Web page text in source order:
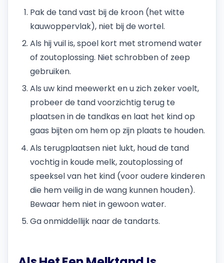
Pak de tand vast bij de kroon (het witte
kauwoppervlak), niet bij de wortel.
Als hij vuil is, spoel kort met stromend water
of zoutoplossing. Niet schrobben of zeep
gebruiken.
Als uw kind meewerkt en u zich zeker voelt,
probeer de tand voorzichtig terug te
plaatsen in de tandkas en laat het kind op
gaas bijten om hem op zijn plaats te houden.
Als terugplaatsen niet lukt, houd de tand
vochtig in koude melk, zoutoplossing of
speeksel van het kind (voor oudere kinderen
die hem veilig in de wang kunnen houden).
Bewaar hem niet in gewoon water.
Ga onmiddellijk naar de tandarts.